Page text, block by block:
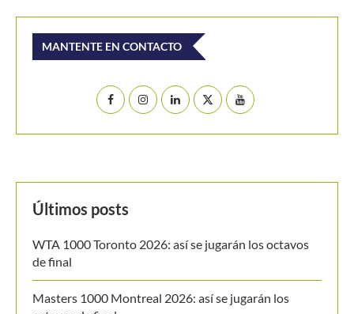
MANTENTE EN CONTACTO
Últimos posts
WTA 1000 Toronto 2026: así se jugarán los octavos
de final
Masters 1000 Montreal 2026: así se jugarán los